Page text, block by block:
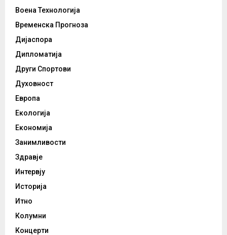
Воена Технологија
Временска Прогноза
Дијаспора
Дипломатија
Други Спортови
Духовност
Европа
Екологија
Економија
Занимливости
Здравје
Интервју
Историја
Итно
Колумни
Концерти